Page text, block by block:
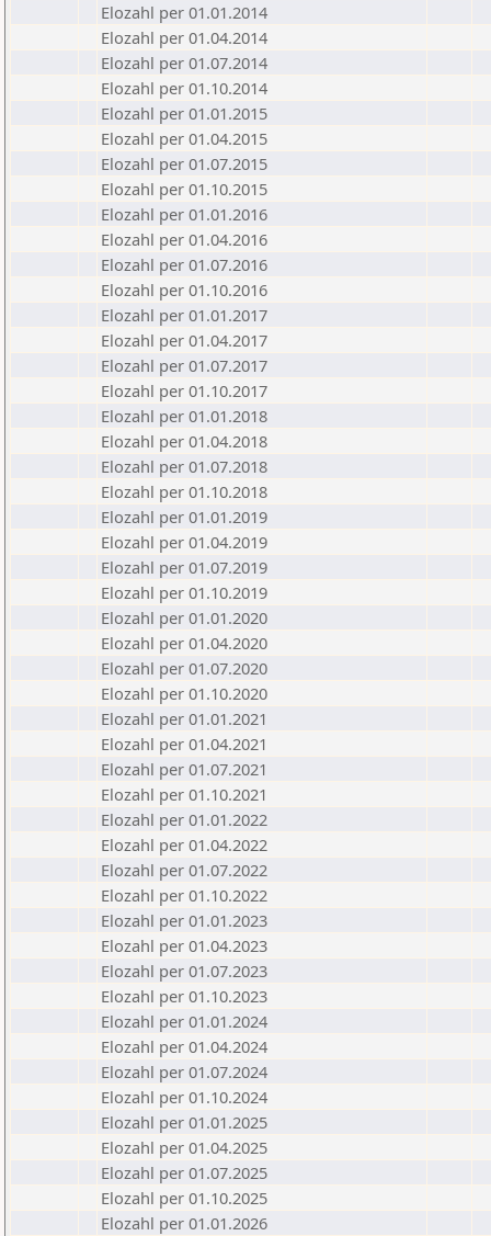
Elozahl per 01.01.2014
Elozahl per 01.04.2014
Elozahl per 01.07.2014
Elozahl per 01.10.2014
Elozahl per 01.01.2015
Elozahl per 01.04.2015
Elozahl per 01.07.2015
Elozahl per 01.10.2015
Elozahl per 01.01.2016
Elozahl per 01.04.2016
Elozahl per 01.07.2016
Elozahl per 01.10.2016
Elozahl per 01.01.2017
Elozahl per 01.04.2017
Elozahl per 01.07.2017
Elozahl per 01.10.2017
Elozahl per 01.01.2018
Elozahl per 01.04.2018
Elozahl per 01.07.2018
Elozahl per 01.10.2018
Elozahl per 01.01.2019
Elozahl per 01.04.2019
Elozahl per 01.07.2019
Elozahl per 01.10.2019
Elozahl per 01.01.2020
Elozahl per 01.04.2020
Elozahl per 01.07.2020
Elozahl per 01.10.2020
Elozahl per 01.01.2021
Elozahl per 01.04.2021
Elozahl per 01.07.2021
Elozahl per 01.10.2021
Elozahl per 01.01.2022
Elozahl per 01.04.2022
Elozahl per 01.07.2022
Elozahl per 01.10.2022
Elozahl per 01.01.2023
Elozahl per 01.04.2023
Elozahl per 01.07.2023
Elozahl per 01.10.2023
Elozahl per 01.01.2024
Elozahl per 01.04.2024
Elozahl per 01.07.2024
Elozahl per 01.10.2024
Elozahl per 01.01.2025
Elozahl per 01.04.2025
Elozahl per 01.07.2025
Elozahl per 01.10.2025
Elozahl per 01.01.2026